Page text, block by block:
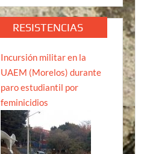
RESISTENCIAS
Incursión militar en la
UAEM (Morelos) durante
paro estudiantil por
feminicidios